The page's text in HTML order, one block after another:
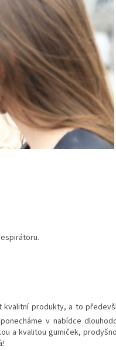
produkty, a to
v nabídce
a kvalitou gumiček,